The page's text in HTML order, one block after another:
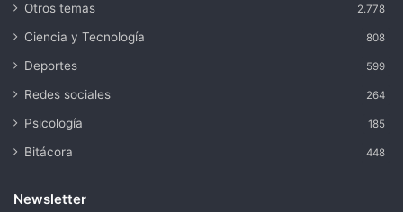
Otros temas 2.778
Ciencia y Tecnología 808
Deportes 599
Redes sociales 264
Psicología 185
Bitácora 448
Newsletter